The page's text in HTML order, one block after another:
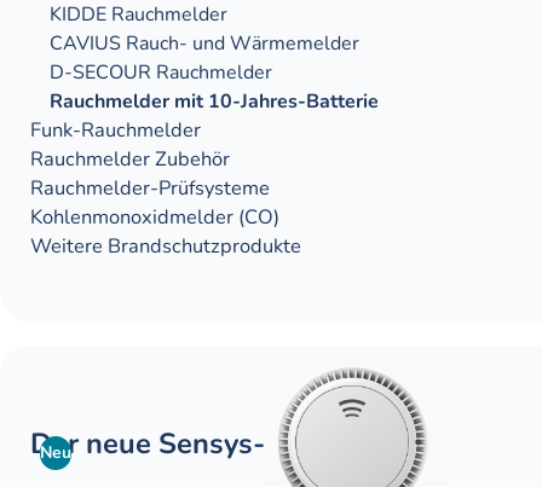
KIDDE Rauchmelder
CAVIUS Rauch- und Wärmemelder
D-SECOUR Rauchmelder
Rauchmelder mit 10-Jahres-Batterie
Funk-Rauchmelder
Rauchmelder Zubehör
Rauch­melder-Prüf­systeme
Kohlen­monoxid­melder (CO)
Weitere Brandschutz­produkte
Der neue Sensys-2
Neu